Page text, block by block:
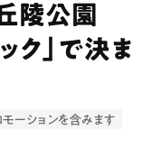
陵公園
ク」で決ま
モーションを含みます